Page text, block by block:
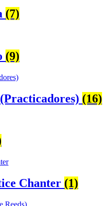
(7)
(9)
(16)
Chanter (1)